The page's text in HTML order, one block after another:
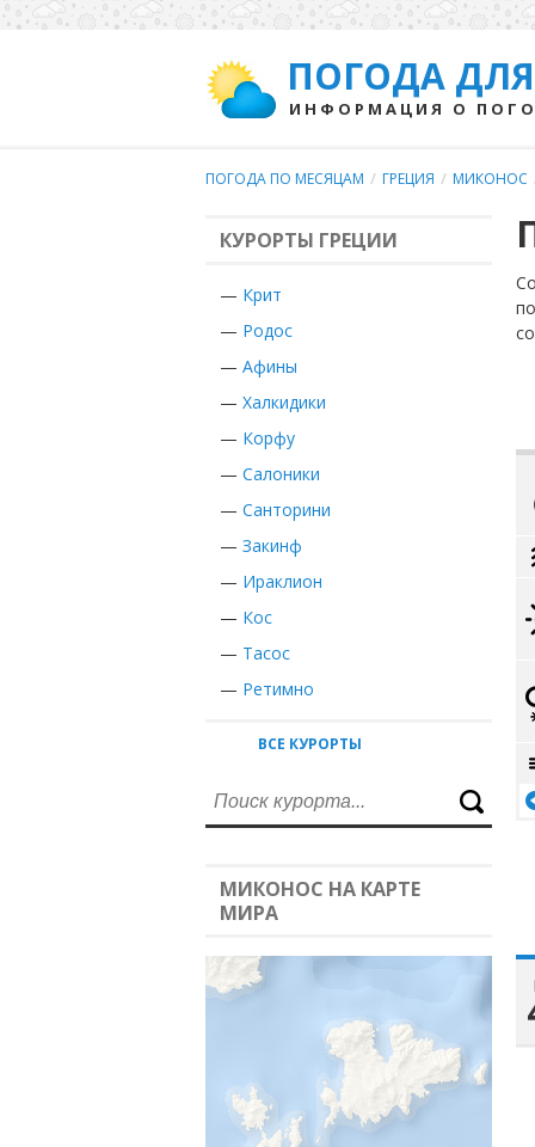
ПОГОДА
ИНФОРМАЦИЯ О
ПОГОДА ПО МЕСЯЦАМ / ГРЕЦИЯ / МИКОНОС
КУРОРТЫ ГРЕЦИИ
— Крит
— Родос
— Афины
— Халкидики
— Корфу
— Салоники
— Санторини
— Закинф
— Ираклион
— Кос
— Тасос
— Ретимно
ВСЕ КУРОРТЫ
МИКОНОС НА КАРТЕ
МИРА